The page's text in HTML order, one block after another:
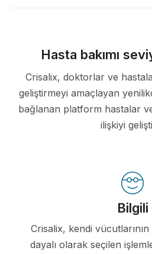
Hasta bakımı
Crisalix, doktorlar ve
geliştirmeyi amaçlayan
bağlanan platform hastalar
ilişkiyi
Bilgili
Crisalix, kendi
dayalı olarak seçilen